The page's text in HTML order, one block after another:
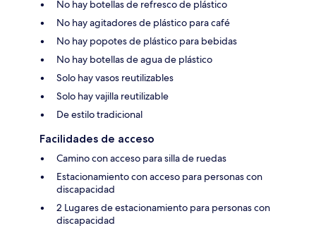
No hay botellas de refresco de plástico
No hay agitadores de plástico para café
No hay popotes de plástico para bebidas
No hay botellas de agua de plástico
Solo hay vasos reutilizables
Solo hay vajilla reutilizable
De estilo tradicional
Facilidades de acceso
Camino con acceso para silla de ruedas
Estacionamiento con acceso para personas con
discapacidad
2 Lugares de estacionamiento para personas con
discapacidad